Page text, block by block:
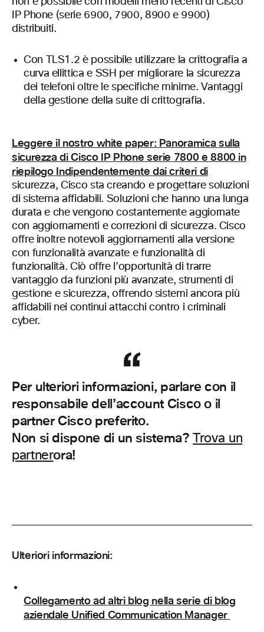
IP Phone (serie 6900, 7900, 8900 e 9900)
distribuiti.
Con TLS1.2 è possibile utilizzare la crittografia a
curva ellittica e SSH per migliorare la sicurezza
dei telefoni oltre le specifiche minime. Vantaggi
della gestione della suite di crittografia.
Leggere il nostro white paper: Panoramica sulla
sicurezza di Cisco IP Phone serie 7800 e 8800 in
riepilogo Indipendentemente dai criteri di
sicurezza, Cisco sta creando e progettare soluzioni
di sistema affidabili. Soluzioni che hanno una lunga
durata e che vengono costantemente aggiornate
con aggiornamenti e correzioni di sicurezza. Cisco
offre inoltre notevoli aggiornamenti alla versione
con funzionalità avanzate e funzionalità di
funzionalità. Ciò offre l’opportunità di trarre
vantaggio da funzioni più avanzate, strumenti di
gestione e sicurezza, offrendo sistemi ancora più
affidabili nei continui attacchi contro i criminali
cyber.
Per ulteriori informazioni, parlare con il
responsabile dell’account Cisco o il
partner Cisco preferito.
Non si dispone di un sistema? Trova un
partnerora!
Ulteriori informazioni:
Collegamento ad altri blog nella serie di blog
aziendale Unified Communication Manager